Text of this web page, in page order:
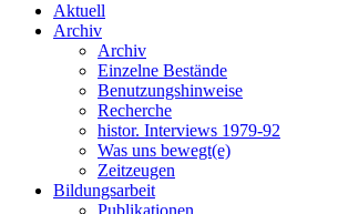
Aktuell
Archiv
Archiv
Einzelne Bestände
Benutzungshinweise
Recherche
histor. Interviews 1979-92
Was uns bewegt(e)
Zeitzeugen
Bildungsarbeit
Publikationen